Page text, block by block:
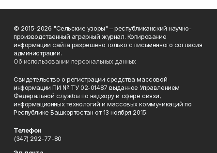
© 2015-2026 "Сельские узоры" – республиканский научно-
производственный аграрный журнал. Копирование
информации сайта разрешено только с письменного согласия
администрации.
Об использовании персональных данных
Свидетельство о регистрации средства массовой
информации ПИ № ТУ 02-01487 выданное Управлением
Федеральной службы по надзору в сфере связи,
информационных технологий и массовых коммуникаций по
Республике Башкортостан от 13 ноября 2015.
Телефон
(347) 292-77-80